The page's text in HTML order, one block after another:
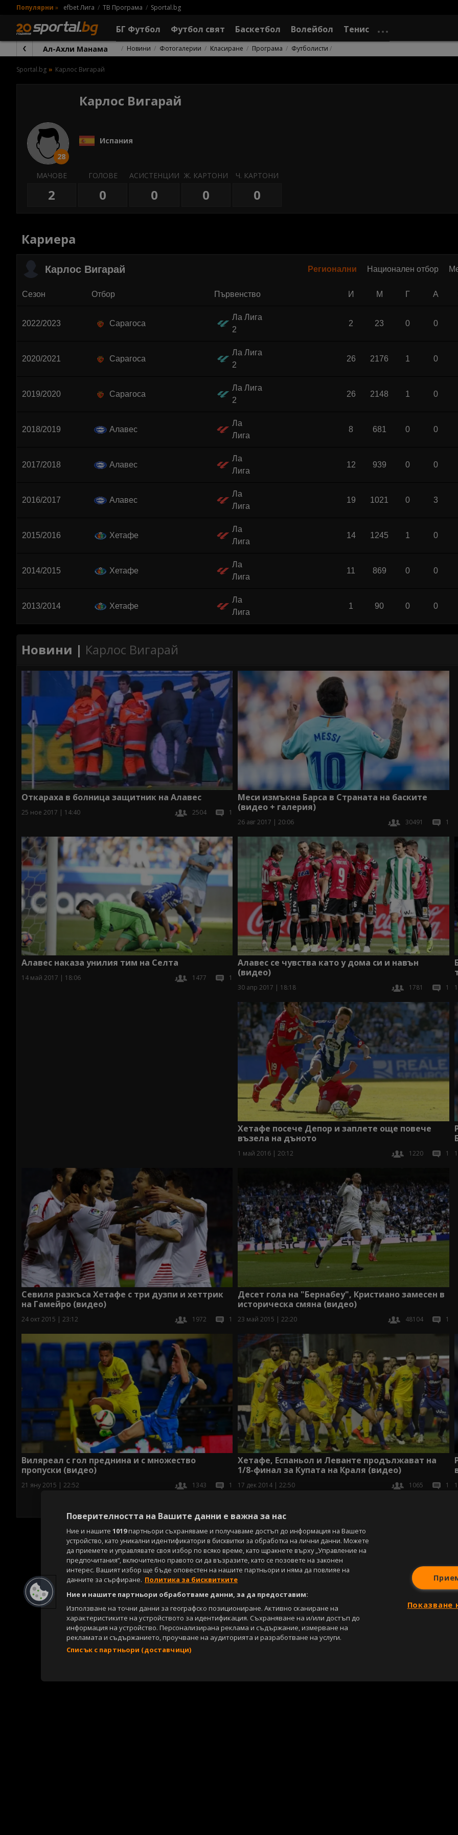
Популярни » efbet Лига ТВ Програма Sportal.bg
БГ Футбол Футбол свят Баскетбол Волейбол Тенис
Ал-Ахли Манама Новини Фотогалерии Класиране Програма Футболисти
Sportal.bg Карлос Вигарай
28
Карлос Вигарай
Испания
МАЧОВЕ
2
ГОЛОВЕ
0
АСИСТЕНЦИИ
0
Ж. КАРТОНИ
0
Ч. КАРТОНИ
0
Кариера
Карлос Вигарай Регионални Национален отбор
Сезон Отбор Първенство И М Г А
2022/2023 Сарагоса
Ла Лига
2
2 23 0 0
2020/2021 Сарагоса
Ла Лига
2
26 2176 1 0
2019/2020 Сарагоса
Ла Лига
2
26 2148 1 0
2018/2019 Алавес
Ла
Лига
8 681 0 0
2017/2018 Алавес
Ла
Лига
12 939 0 0
2016/2017 Алавес
Ла
Лига
19 1021 0 3
2015/2016 Хетафе
Ла
Лига
14 1245 1 0
2014/2015 Хетафе
Ла
Лига
11 869 0 0
2013/2014 Хетафе
Ла
Лига
1 90 0 0
Новини | Карлос Вигарай
Откараха в болница защитник на Алавес
25 ное 2017 | 14:40 2504 1
Меси измъкна Барса в Страната на баските
(видео + галерия)
26 авг 2017 | 20:06 30491 1
Алавес наказа унилия тим на Селта
14 май 2017 | 18:06 1477 1
Алавес се чувства като у дома си и навън
(видео)
30 апр 2017 | 18:18 1781 1
Хетафе посече Депор и заплете още повече
възела на дъното
1 май 2016 | 20:12 1220 1
Севиля разкъса Хетафе с три дузпи и хеттрик
на Гамейро (видео)
24 окт 2015 | 23:12 1972 1
Десет гола на "Бернабеу", Кристиано замесен в
историческа смяна (видео)
23 май 2015 | 22:20 48104 1
Виляреал с гол преднина и с множество
пропуски (видео)
21 яну 2015 | 22:52 1343 1
Хетафе, Еспаньол и Леванте продължават на
1/8-финал за Купата на Краля (видео)
17 дек 2014 | 22:50 1065 1
Поверителността на Вашите данни е важна за нас
Ние и нашите 1019партньори съхраняваме и получаваме достъп до информация на Вашето
устройство, като уникални идентификатори в бисквитки за обработка на лични данни. Можете
да приемете и управлявате своя избор по всяко време, като щракнете върху „Управление на
предпочитания“, включително правото си да възразите, като се позовете на законен
интерес. Вашият избор ще бъде оповестен на нашите партньори и няма да повлияе на
данните за сърфиране. Политика за бисквитките
Ние и нашите партньори обработваме данни, за да предоставим:
Използване на точни данни за географско позициониране. Активно сканиране на
характеристиките на устройството за идентификация. Съхраняване на и/или достъп до
информация на устройство. Персонализирана реклама и съдържание, измерване на
рекламата и съдържанието, проучване на аудиторията и разработване на услуги.
Списък с партньори (доставчици)
Показване